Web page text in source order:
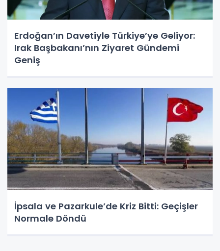
Erdoğan’ın Davetiyle Türkiye’ye Geliyor:
Irak Başbakanı’nın Ziyaret Gündemi
Geniş
İpsala ve Pazarkule’de Kriz Bitti: Geçişler
Normale Döndü